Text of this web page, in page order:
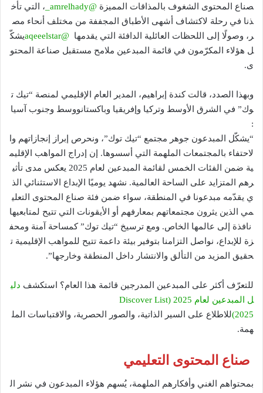
صناع المحتوى الشغوف بالمذاقات المميزة @amrelhady_
، التي تأخ
ذنا في رحلة لاكتشاف أشهى الأطباق المجففة من مختلف أنحاء مص
ر، وصولًا إلى اللحظات العائلية الدافئة التي يقدمها @aqeeelstar
يشكّ
ل هؤلاء المكرّمون في قائمة المبدعين ملامح مستقبل صناعة المحتو
ى.
وبهذا الصدد، قالت كندة إبراهيم، المدير العام الإقليمي لمنصة “تيك ت
وك” في الشرق الأوسط وتركيا وإفريقيا وباكستانووسط وجنوب آسيا
:
“يشكّل المبدعون جوهر مجتمع “تيك توك”، ونحرص إبراز إنجازاتهم وا
لاحتفاء بالمجتمعات الملهمة التي أسسوها. إن إدراج المواهب الإقليم
ية ضمن الفئات الخمس لقائمة المبدعين لعام 2025 يعكس مدى تأثي
رهم المتزايد على الساحة العالمية. نشهد يوميًا الإبداع الاستثنائي الذ
ي يقدّمه مبدعونا في المنطقة، سواء ضمن فئة صناع المحتوى التعلي
مي الذين يثرون مجتمعاتهم بمعارفهم أو الأيقونات التي تتيح لمتابعيها
نافذة إلى عالمها الخاص. ومع ترسيخ “تيك توك” كمساحة آمنة ومحف
زة للإبداع، نواصل التزامنا بتوفير بيئة داعمة تتيح للمواهب الإقليمية ت
حقيق المزيد من التألق والانتشار داخل المنطقة وخارجها”.
للتعرّف أكثر على المبدعين المدرجين قائمة هذا العام؟ استكشف دلي
ل المبدعين لعام 2025 (Discover List
2025) للاطلاع على السير الذاتية، والصور الحصرية، والاقتباسات المل
همة.
صناع المحتوى التعليمي
بمحتواهم الغني وأفكارهم الملهمة، يُسهم هؤلاء المبدعون في نشر ال